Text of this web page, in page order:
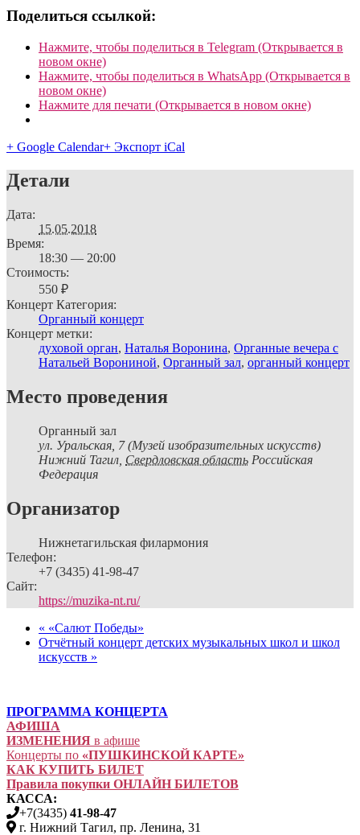
Поделиться ссылкой:
Нажмите, чтобы поделиться в Telegram (Открывается в
новом окне)
Нажмите, чтобы поделиться в WhatsApp (Открывается в
новом окне)
Нажмите для печати (Открывается в новом окне)
+ Google Calendar+ Экспорт iCal
Детали
Дата:
15.05.2018
Время:
18:30 — 20:00
Стоимость:
550 ₽
Концерт Категория:
Органный концерт
Концерт метки:
духовой орган, Наталья Воронина, Органные вечера с
Натальей Ворониной, Органный зал, органный концерт
Место проведения
Органный зал
ул. Уральская, 7 (Музей изобразительных искусств)
Нижний Тагил Свердловская область Российская
Федерация
Организатор
Нижнетагильская филармония
Телефон:
+7 (3435) 41-98-47
Сайт:
https://muzika-nt.ru/
« «Салют Победы»
Отчётный концерт детских музыкальных школ и школ
искусств »
ПРОГРАММА КОНЦЕРТА
АФИША
ИЗМЕНЕНИЯ в афише
Концерты по «ПУШКИНСКОЙ КАРТЕ»
КАК КУПИТЬ БИЛЕТ
Правила покупки ОНЛАЙН БИЛЕТОВ
КАССА:
+7(3435) 41-98-47
г. Нижний Тагил, пр. Ленина, 31